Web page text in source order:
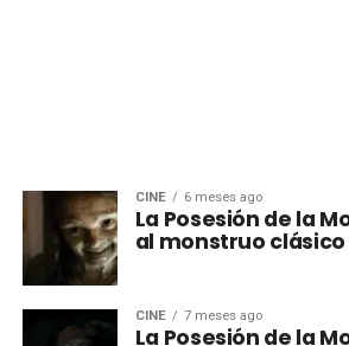
CINE 6 meses ago
La Posesión de la
al monstruo clásico
CINE 7 meses ago
La Posesión de la